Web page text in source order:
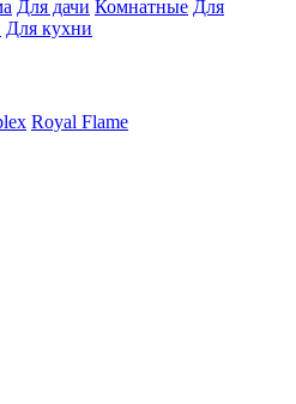
Для дачи Комнатные Для
Для кухни
Royal Flame